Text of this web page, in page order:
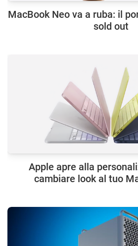
MacBook Neo va a ruba: il
sold out
Apple apre alla
cambiare look al tuo